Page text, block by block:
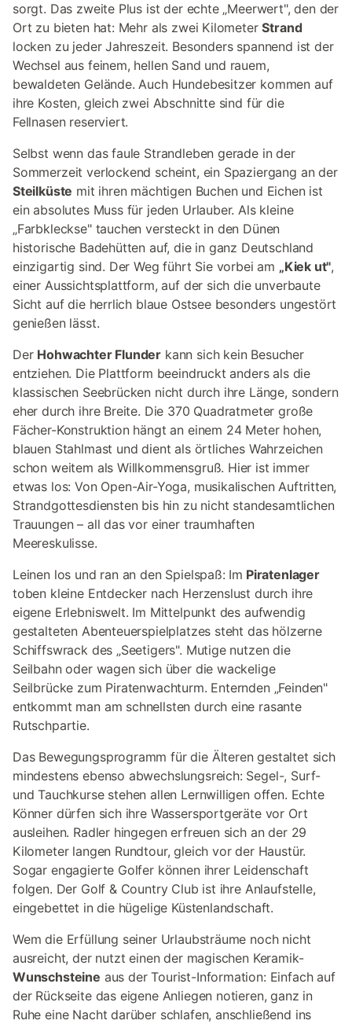
sorgt. Das zweite Plus ist der echte „Meerwert", den der
Ort zu bieten hat: Mehr als zwei KilometerStrand
locken zu jeder Jahreszeit. Besonders spannend ist der
Wechsel aus feinem, hellen Sand und rauem,
bewaldeten Gelände. Auch Hundebesitzer kommen auf
ihre Kosten, gleich zwei Abschnitte sind für die
Fellnasen reserviert.
Selbst wenn das faule Strandleben gerade in der
Sommerzeit verlockend scheint, ein Spaziergang an der
Steilküste mit ihren mächtigen Buchen und Eichen ist
ein absolutes Muss für jeden Urlauber. Als kleine
„Farbkleckse" tauchen versteckt in den Dünen
historische Badehütten auf, die in ganz Deutschland
einzigartig sind. Der Weg führt Sie vorbei am „Kiek ut",
einer Aussichtsplattform, auf der sich die unverbaute
Sicht auf die herrlich blaue Ostsee besonders ungestört
genießen lässt.
Der Hohwachter Flunder kann sich kein Besucher
entziehen. Die Plattform beeindruckt anders als die
klassischen Seebrücken nicht durch ihre Länge, sondern
eher durch ihre Breite. Die 370 Quadratmeter große
Fächer-Konstruktion hängt an einem 24 Meter hohen,
blauen Stahlmast und dient als örtliches Wahrzeichen
schon weitem als Willkommensgruß. Hier ist immer
etwas los: Von Open-Air-Yoga, musikalischen Auftritten,
Strandgottesdiensten bis hin zu nicht standesamtlichen
Trauungen – all das vor einer traumhaften
Meereskulisse.
Leinen los und ran an den Spielspaß: Im Piratenlager
toben kleine Entdecker nach Herzenslust durch ihre
eigene Erlebniswelt. Im Mittelpunkt des aufwendig
gestalteten Abenteuerspielplatzes steht das hölzerne
Schiffswrack des „Seetigers". Mutige nutzen die
Seilbahn oder wagen sich über die wackelige
Seilbrücke zum Piratenwachturm. Enternden „Feinden"
entkommt man am schnellsten durch eine rasante
Rutschpartie.
Das Bewegungsprogramm für die Älteren gestaltet sich
mindestens ebenso abwechslungsreich: Segel-, Surf-
und Tauchkurse stehen allen Lernwilligen offen. Echte
Könner dürfen sich ihre Wassersportgeräte vor Ort
ausleihen. Radler hingegen erfreuen sich an der 29
Kilometer langen Rundtour, gleich vor der Haustür.
Sogar engagierte Golfer können ihrer Leidenschaft
folgen. Der Golf & Country Club ist ihre Anlaufstelle,
eingebettet in die hügelige Küstenlandschaft.
Wem die Erfüllung seiner Urlaubsträume noch nicht
ausreicht, der nutzt einen der magischen Keramik-
Wunschsteine aus der Tourist-Information: Einfach auf
der Rückseite das eigene Anliegen notieren, ganz in
Ruhe eine Nacht darüber schlafen, anschließend ins